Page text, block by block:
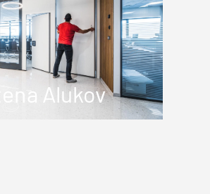
Alukov